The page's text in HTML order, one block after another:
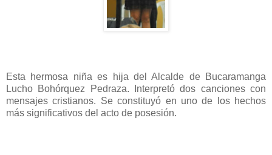
Esta hermosa niña es hija del Alcalde de Bucaramanga
Lucho Bohórquez Pedraza. Interpretó dos canciones con
mensajes cristianos. Se constituyó en uno de los hechos
más significativos del acto de posesión.